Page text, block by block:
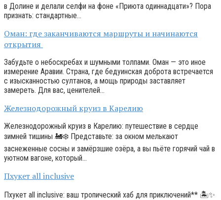
в Долине и делали селфи на фоне «Приюта одиннадцати»? Пора
признать: стандартные…
Оман: где заканчиваются маршруты и начинаются
открытия
Забудьте о небоскребах и шумными толпами. Оман — это иное
измерение Аравии. Страна, где бедуинская доброта встречается
с изысканностью султанов, а мощь природы заставляет
замереть. Для вас, ценителей…
Железнодорожный круиз в Карелию
Железнодорожный круиз в Карелию: путешествие в сердце
зимней тишины 🚂❄️ Представьте: за окном мелькают
заснеженные сосны и замёрзшие озёра, а вы пьёте горячий чай в
уютном вагоне, который…
Пхукет all inclusive
Пхукет all inclusive: ваш тропический хаб для приключений** 🏝️✨